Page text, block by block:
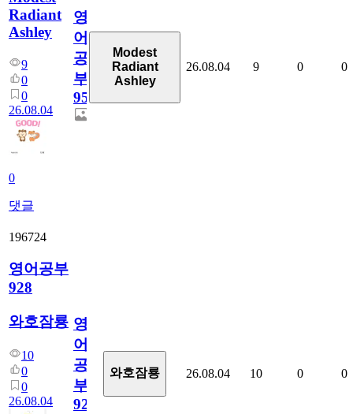
Radiant
Ashley
9
0
0
26.08.04
0
댓글
영
어
공
부
95
Modest
Radiant
Ashley
26.08.04 9 0 0
196724
영어공부
928
와호잠룡
10
0
0
26.08.04
영
어
공
부
928
와호잠룡 26.08.04 10 0 0